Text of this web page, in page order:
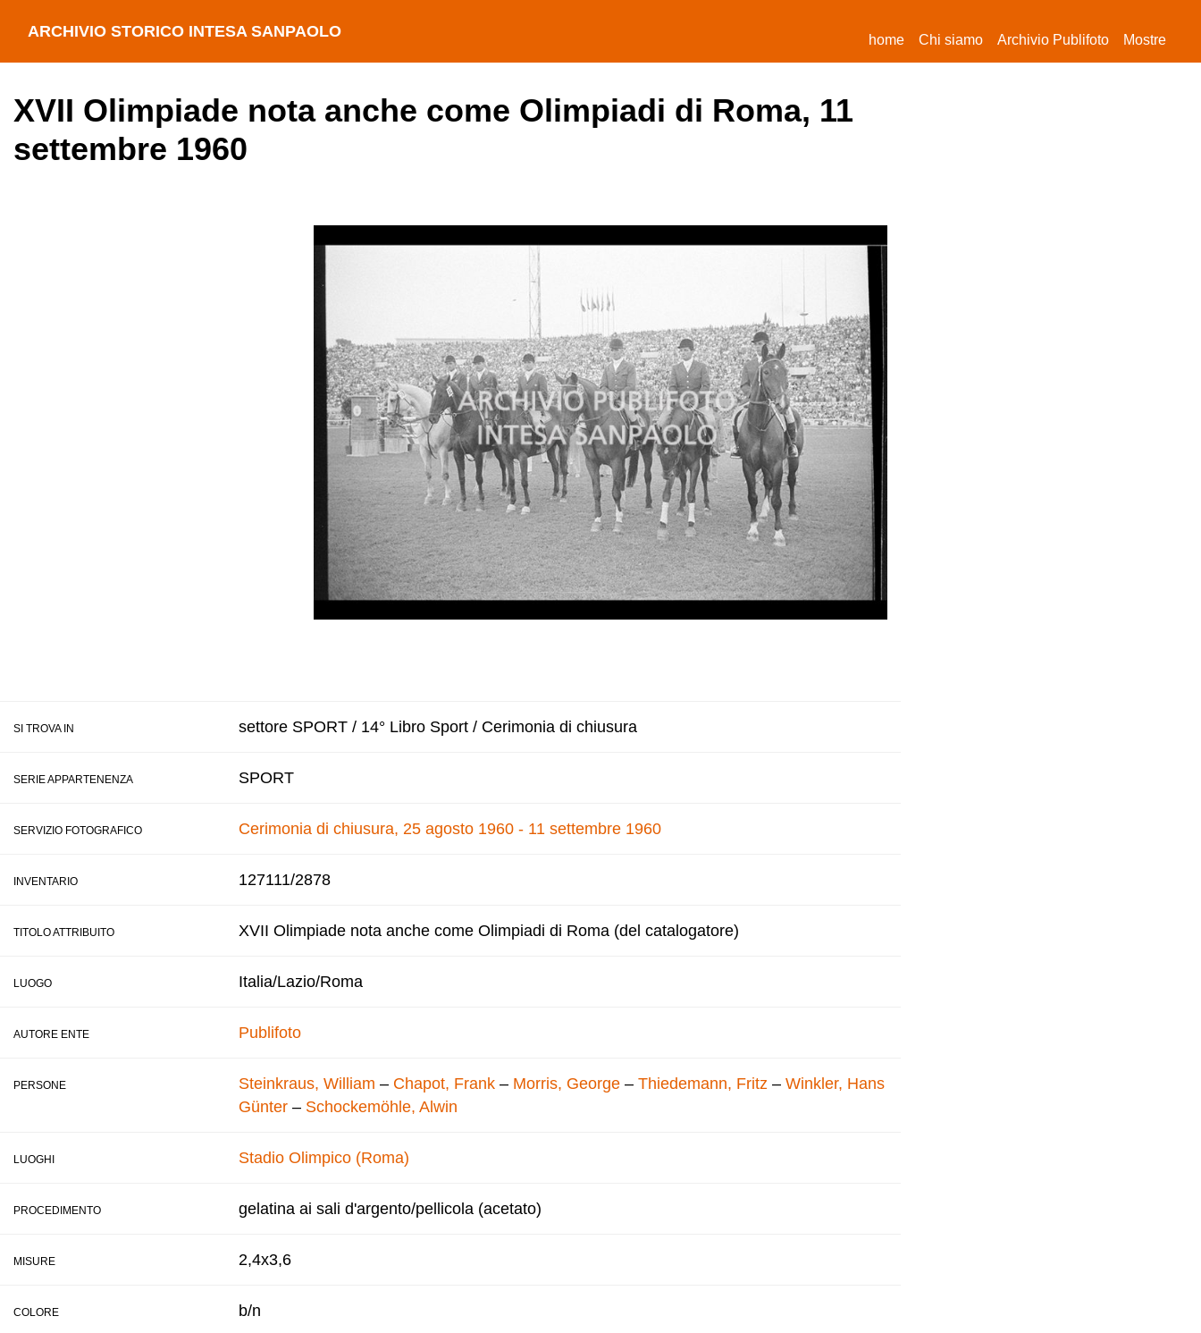
ARCHIVIO STORICO INTESA SANPAOLO home(current)
Chi siamo Archivio Publifoto Mostre
XVII Olimpiade nota anche come Olimpiadi di Roma, 11
settembre 1960
SI TROVA IN settore SPORT / 14° Libro Sport / Cerimonia di chiusura
SERIE APPARTENENZA SPORT
SERVIZIO FOTOGRAFICO Cerimonia di chiusura, 25 agosto 1960 - 11 settembre 1960
INVENTARIO 127111/2878
TITOLO ATTRIBUITO XVII Olimpiade nota anche come Olimpiadi di Roma (del catalogatore)
LUOGO Italia/Lazio/Roma
AUTORE ENTE Publifoto
PERSONE Steinkraus, William – Chapot, Frank – Morris, George – Thiedemann, Fritz – Winkler, Hans
Günter – Schockemöhle, Alwin
LUOGHI Stadio Olimpico (Roma)
PROCEDIMENTO gelatina ai sali d'argento/pellicola (acetato)
MISURE 2,4x3,6
COLORE b/n